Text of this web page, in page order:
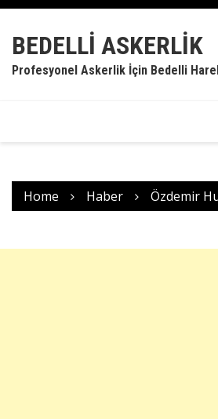
Skip
content
BEDELLI ASKERLIK
Profesyonel Askerlik İçin Bedelli
Home Haber Özdemir